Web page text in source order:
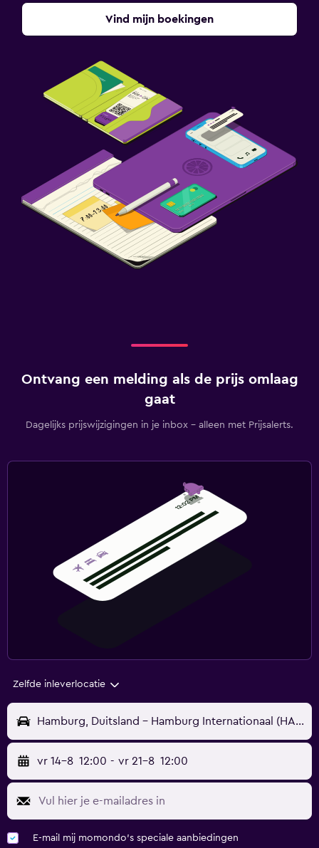
Vind mijn boekingen
Ontvang een melding als de prijs omlaag
gaat
Dagelijks prijswijzigingen in je inbox - alleen met Prijsalerts.
Zelfde inleverlocatie
Hamburg, Duitsland - Hamburg Internationaal (HAM)
vr 14-8 12:00 - vr 21-8 12:00
E-mail mij momondo's speciale aanbiedingen